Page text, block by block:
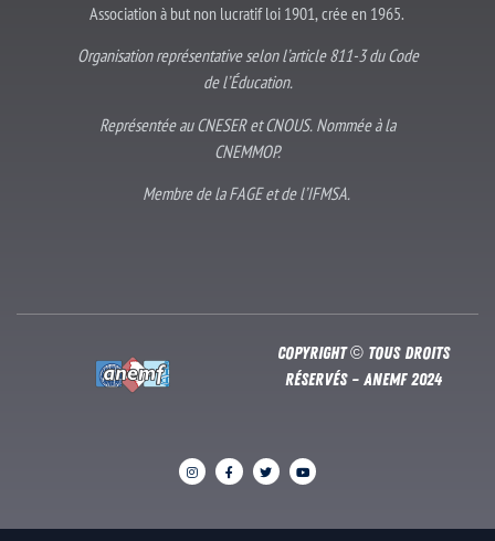
Association à but non lucratif loi 1901, crée en 1965.
Organisation représentative selon l’article 811-3 du Code
de l’Éducation.
Représentée au CNESER et CNOUS. Nommée à la
CNEMMOP.
Membre de la FAGE et de l’IFMSA.
Copyright © Tous droits
réservés – Anemf 2024